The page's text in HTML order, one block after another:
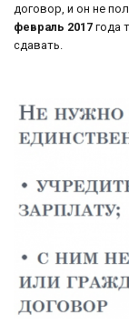
договор, и он не
февраль 2017 года
сдавать.